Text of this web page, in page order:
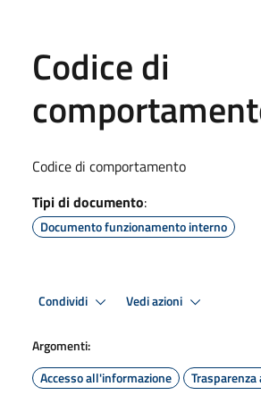
Codice di
Codice di comportamento
Tipi di documento:
Documento funzionamento interno
Condividi Vedi azioni
Argomenti:
Accesso all'informazione